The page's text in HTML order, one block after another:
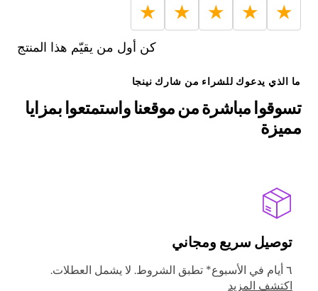
★
★
★
★
★
كن أول من يقيّم هذا المنتج
ما الذي يدعوك للشراء من شارك نينجا
تسوقوا مباشرة من موقعنا واستمتعوا بمزايا
مميزة
توصيل سريع ومجاني
٦ أيام في الأسبوع* تطبق الشروط. لا يشمل العطلات.
اكتشف المزيد